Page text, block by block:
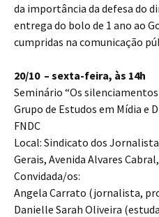
da importância da defesa do
entrega do bolo de 1 ano ao
cumpridas na comunicação
20/10 – sexta-feira, às 14h
Seminário “Os
Grupo de Estudos em Mídia e
FNDC
Local: Sindicato dos
Gerais, Avenida Alvares
Convidada/os:
Angela Carrato (jornalista,
Danielle Sarah Oliveira